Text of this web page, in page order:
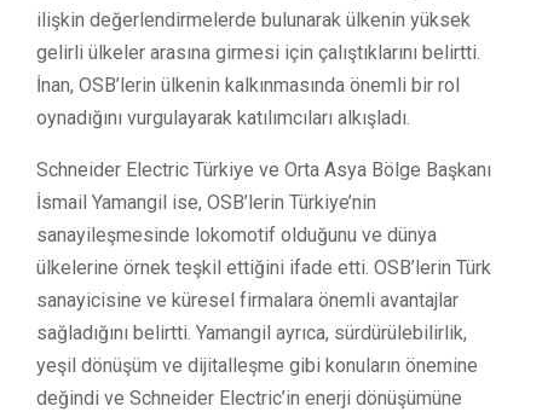
ilişkin değerlendirmelerde bulunarak ülkenin yüksek
gelirli ülkeler arasına girmesi için çalıştıklarını belirtti.
İnan, OSB’lerin ülkenin kalkınmasında önemli bir rol
oynadığını vurgulayarak katılımcıları alkışladı.
Schneider Electric Türkiye ve Orta Asya Bölge Başkanı
İsmail Yamangil ise, OSB’lerin Türkiye’nin
sanayileşmesinde lokomotif olduğunu ve dünya
ülkelerine örnek teşkil ettiğini ifade etti. OSB’lerin Türk
sanayicisine ve küresel firmalara önemli avantajlar
sağladığını belirtti. Yamangil ayrıca, sürdürülebilirlik,
yeşil dönüşüm ve dijitalleşme gibi konuların önemine
değindi ve Schneider Electric’in enerji dönüşümüne